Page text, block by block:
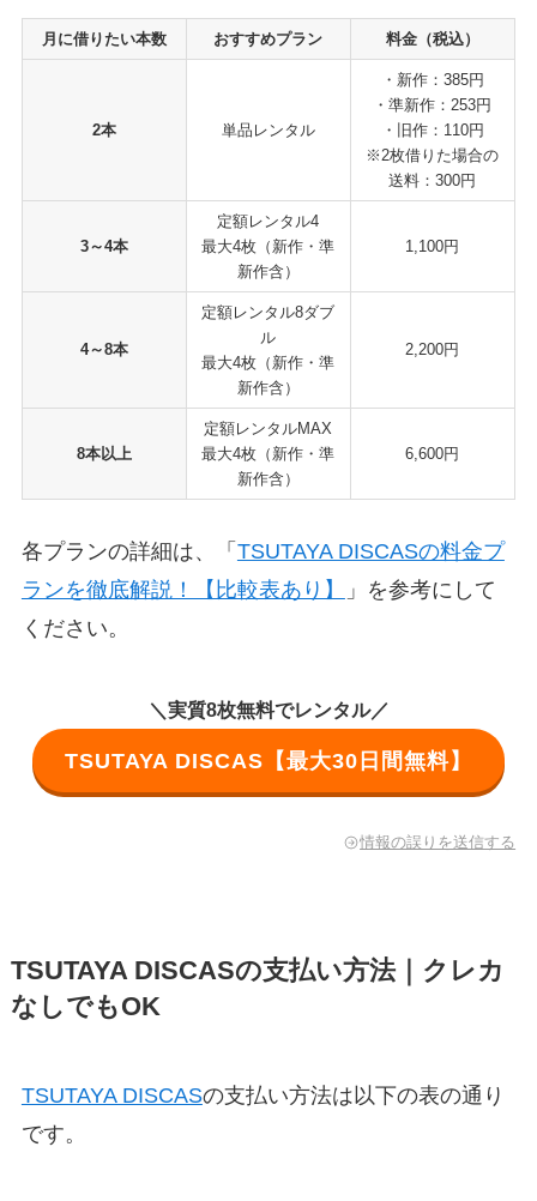
月に借りたい本数 おすすめプラン 料金（税込）
2本 単品レンタル
・新作：385円
・準新作：253円
・旧作：110円
※2枚借りた場合の
送料：300円
3～4本
定額レンタル4
最大4枚（新作・準
新作含）
1,100円
4～8本
定額レンタル8ダブ
ル
最大4枚（新作・準
新作含）
2,200円
8本以上
定額レンタルMAX
最大4枚（新作・準
新作含）
6,600円
各プランの詳細は、「 TSUTAYA DISCASの料金プ
ランを徹底解説！【比較表あり】
」を参考にして
ください。
＼実質8枚無料でレンタル／
TSUTAYA DISCAS【最大30日間無料】
情報の誤りを送信する
TSUTAYA DISCASの支払い方法｜クレカ
なしでもOK
TSUTAYA DISCASの支払い方法は以下の表の通り
です。